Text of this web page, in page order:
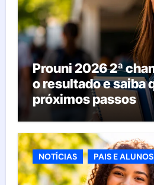
Prouni 2026 2ª
o resultado e saiba
próximos passos
NOTÍCIAS PAIS E ALUNOS